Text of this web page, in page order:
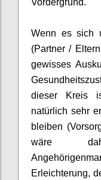
Vordergrund.
Wenn es sich
(Partner /
gewisses
dieser Kreis
natürlich sehr
bleiben (
wäre
Erleichterung,